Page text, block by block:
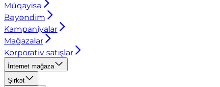
Müqayisə
Bəyəndim
Kampaniyalar
Mağazalar
Korporativ satışlar
İnternet mağaza
Şirkət